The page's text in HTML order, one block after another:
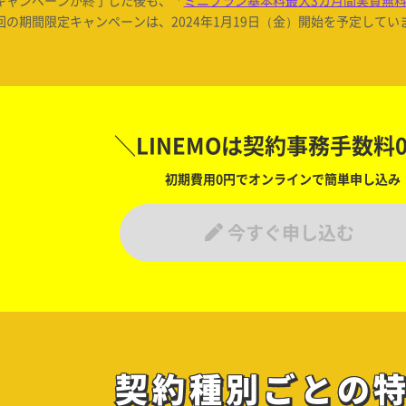
期間限定キャンペーンは、2024年1月19日（金）開始を予定してい
＼LINEMOは契約事務手数料
初期費用0円でオンラインで簡単申し込み
今すぐ申し込む
契約種別ごとの
契約種別ごとの